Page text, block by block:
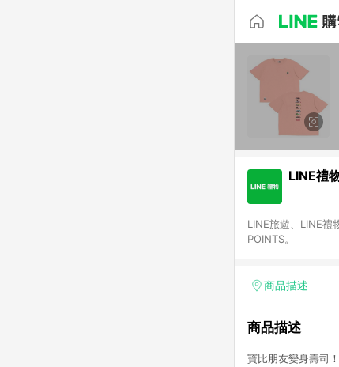
LINE禮
LINE旅遊、LINE禮
POINTS。
商品描述
商品描述
寶比朋友變身壽司